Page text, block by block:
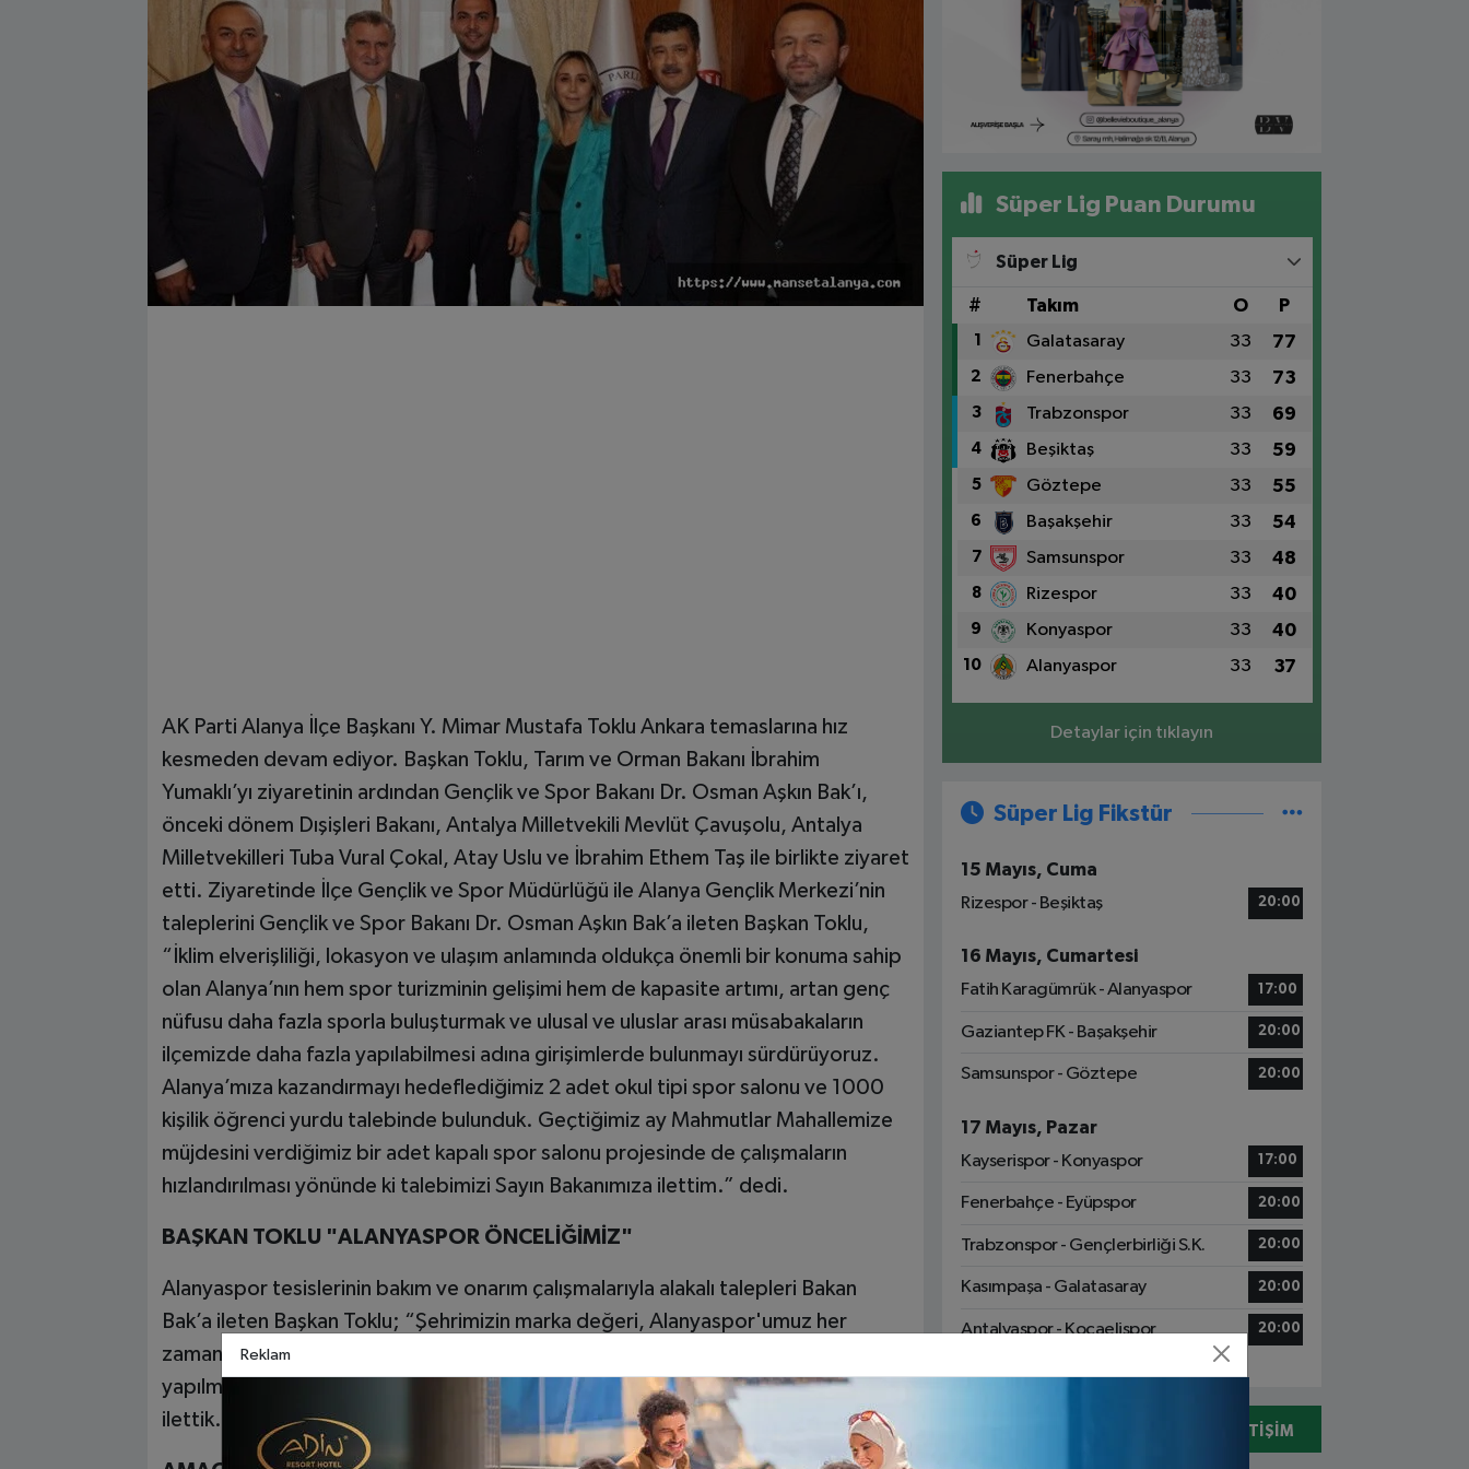
AK Parti Alanya İlçe Başkanı Y. Mimar Mustafa Toklu Ankara temaslarına hız
kesmeden devam ediyor. Başkan Toklu, Tarım ve Orman Bakanı İbrahim
Yumaklı’yı ziyaretinin ardından Gençlik ve Spor Bakanı Dr. Osman Aşkın Bak’ı,
önceki dönem Dışişleri Bakanı, Antalya Milletvekili Mevlüt Çavuşolu, Antalya
Milletvekilleri Tuba Vural Çokal, Atay Uslu ve İbrahim Ethem Taş ile birlikte ziyaret
etti. Ziyaretinde İlçe Gençlik ve Spor Müdürlüğü ile Alanya Gençlik Merkezi’nin
taleplerini Gençlik ve Spor Bakanı Dr. Osman Aşkın Bak’a ileten Başkan Toklu,
“İklim elverişliliği, lokasyon ve ulaşım anlamında oldukça önemli bir konuma sahip
olan Alanya’nın hem spor turizminin gelişimi hem de kapasite artımı, artan genç
nüfusu daha fazla sporla buluşturmak ve ulusal ve uluslar arası müsabakaların
ilçemizde daha fazla yapılabilmesi adına girişimlerde bulunmayı sürdürüyoruz.
Alanya’mıza kazandırmayı hedeflediğimiz 2 adet okul tipi spor salonu ve 1000
kişilik öğrenci yurdu talebinde bulunduk. Geçtiğimiz ay Mahmutlar Mahallemize
müjdesini verdiğimiz bir adet kapalı spor salonu projesinde de çalışmaların
hızlandırılması yönünde ki talebimizi Sayın Bakanımıza ilettim.” dedi.
BAŞKAN TOKLU "ALANYASPOR ÖNCELİĞİMİZ"
Alanyaspor tesislerinin bakım ve onarım çalışmalarıyla alakalı talepleri Bakan
Bak’a ileten Başkan Toklu; “Şehrimizin marka değeri, Alanyaspor'umuz her
zaman önceliğimizdir. Alanyaspor tesislerinin çatısının onarımı ve locaların
yapılmasıyla alakalı talebimizi Gençlik ve Spor Bakanımız Sn. Osman Aşkın Bak’a
ilettik. Sayın Bakanımız konuyla ilgileneceklerini ifade etti.” dedi.
Süper Lig Puan Durumu
Süper Lig
# Takım O P
1 Galatasaray 33 77
2 Fenerbahçe 33 73
3 Trabzonspor 33 69
4 Beşiktaş 33 59
5 Göztepe 33 55
6 Başakşehir 33 54
7 Samsunspor 33 48
8 Rizespor 33 40
9 Konyaspor 33 40
10 Alanyaspor 33 37
Detaylar için tıklayın
Süper Lig Fikstür
15 Mayıs, Cuma
Rizespor - Beşiktaş
20:00
16 Mayıs, Cumartesi
Fatih Karagümrük - Alanyaspor
17:00
Gaziantep FK - Başakşehir 20:00
Samsunspor - Göztepe 20:00
17 Mayıs, Pazar
Kayserispor - Konyaspor
17:00
Fenerbahçe - Eyüpspor 20:00
Trabzonspor - Gençlerbirliği S.K. 20:00
Kasımpaşa - Galatasaray 20:00
Antalyaspor - Kocaelispor 20:00
İLETIŞIM
Reklam